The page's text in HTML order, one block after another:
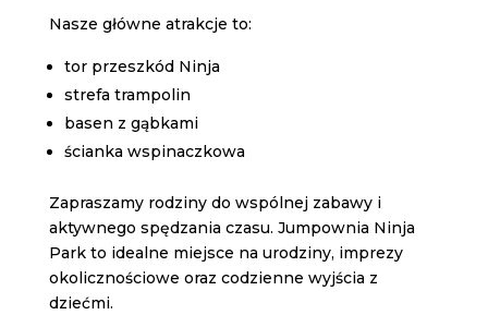
Nasze główne atrakcje to:
tor przeszkód Ninja
strefa trampolin
basen z gąbkami
ścianka wspinaczkowa
Zapraszamy rodziny do wspólnej zabawy i
aktywnego spędzania czasu. Jumpownia Ninja
Park to idealne miejsce na urodziny, imprezy
okolicznościowe oraz codzienne wyjścia z
dziećmi.